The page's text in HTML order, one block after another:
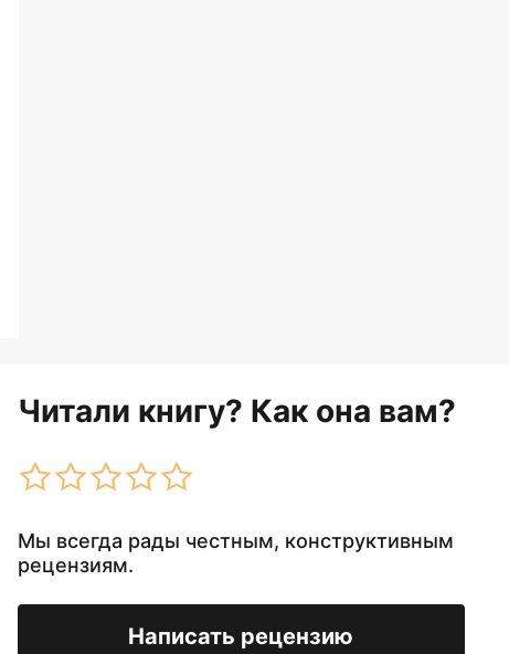
Читали книгу? Как она вам?
Мы всегда рады честным, конструктивным
рецензиям.
Написать рецензию